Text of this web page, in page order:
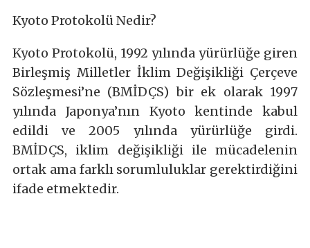
Kyoto Protokolü Nedir?
Kyoto Protokolü, 1992 yılında yürürlüğe giren
Birleşmiş Milletler İklim Değişikliği Çerçeve
Sözleşmesi’ne (BMİDÇS) bir ek olarak 1997
yılında Japonya’nın Kyoto kentinde kabul
edildi ve 2005 yılında yürürlüğe girdi.
BMİDÇS, iklim değişikliği ile mücadelenin
ortak ama farklı sorumluluklar gerektirdiğini
ifade etmektedir.